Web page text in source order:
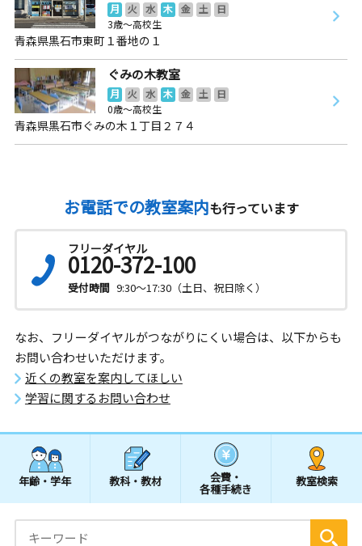
月 火 水 木 金 土
日
3歳～高校生
青森県黒石市東町１番地の１
ぐみの木教室
月 火 水 木 金 土
日
0歳～高校生
青森県黒石市ぐみの木１丁目２７４
お電話での教室案内も行っています
フリーダイヤル
0120-372-100
受付時間 9:30～17:30（土日、祝日除く）
なお、フリーダイヤルがつながりにくい場合は、以下からも
お問い合わせいただけます。
近くの教室を案内してほしい
学習に関するお問い合わせ
年齢・学年 教科・教材 会費・
各種手続き
教室検索